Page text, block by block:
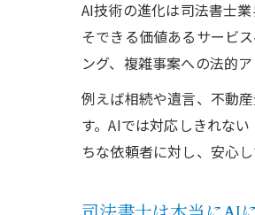
AI技術の進化は司法書士
そできる価値あるサービ
ング、複雑事案への法的
例えば相続や遺言、不動
す。AIでは対応しきれな
ちな依頼者に対し、安心